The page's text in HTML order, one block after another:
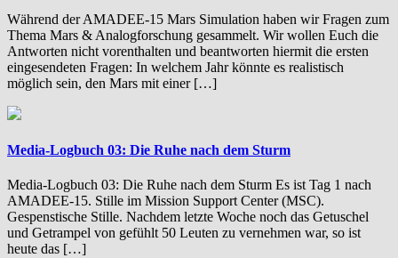
Während der AMADEE-15 Mars Simulation haben wir Fragen zum
Thema Mars & Analogforschung gesammelt. Wir wollen Euch die
Antworten nicht vorenthalten und beantworten hiermit die ersten
eingesendeten Fragen: In welchem Jahr könnte es realistisch
möglich sein, den Mars mit einer […]
Media-Logbuch 03: Die Ruhe nach dem Sturm
Media-Logbuch 03: Die Ruhe nach dem Sturm Es ist Tag 1 nach
AMADEE-15. Stille im Mission Support Center (MSC).
Gespenstische Stille. Nachdem letzte Woche noch das Getuschel
und Getrampel von gefühlt 50 Leuten zu vernehmen war, so ist
heute das […]